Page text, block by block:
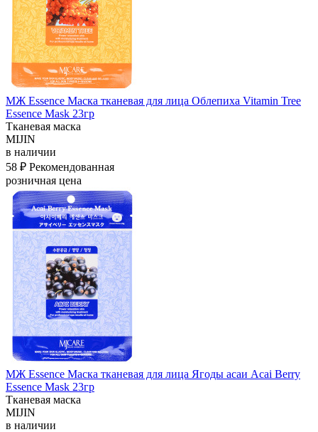
МЖ Essence Маска тканевая для лица Облепиха Vitamin Tree
Essence Mask 23гр
Тканевая маска
MIJIN
в наличии
58 ₽ Рекомендованная
розничная цена
МЖ Essence Маска тканевая для лица Ягоды асаи Acai Berry
Essence Mask 23гр
Тканевая маска
MIJIN
в наличии